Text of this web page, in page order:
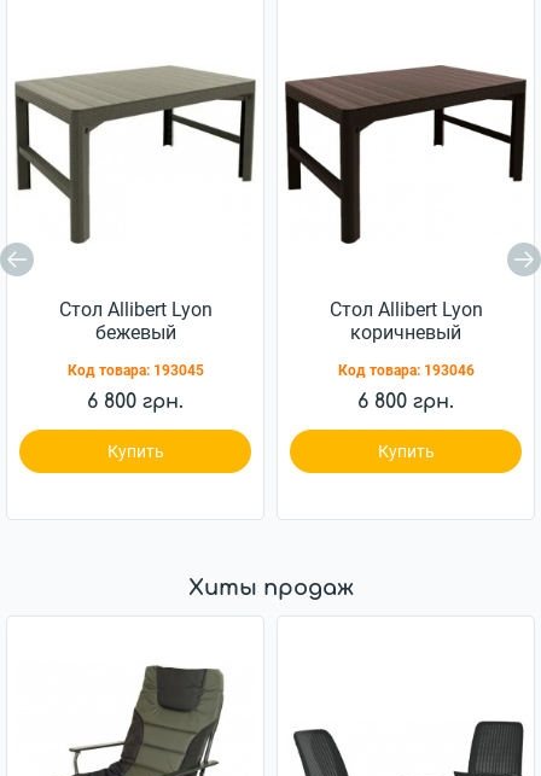
Стол Allibert Lyon
бежевый
Код товара: 193045
6 800 грн.
Купить
Стол Allibert Lyon
коричневый
Код товара: 193046
6 800 грн.
Купить
Хиты продаж